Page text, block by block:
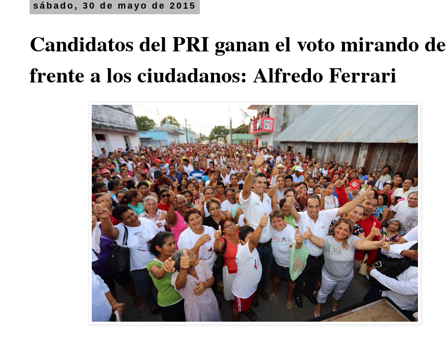
sábado, 30 de mayo de 2015
Candidatos del PRI ganan el voto mirando de
frente a los ciudadanos: Alfredo Ferrari